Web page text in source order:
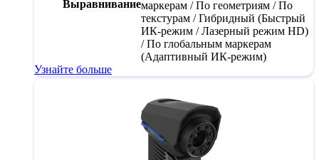
Выравниваниемаркерам / По геометриям / По
текстурам / Гибридный (Быстрый
ИК-режим / Лазерный режим HD)
/ По глобальным маркерам
(Адаптивный ИК-режим)
Узнайте больше